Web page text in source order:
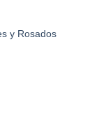
y Rosados